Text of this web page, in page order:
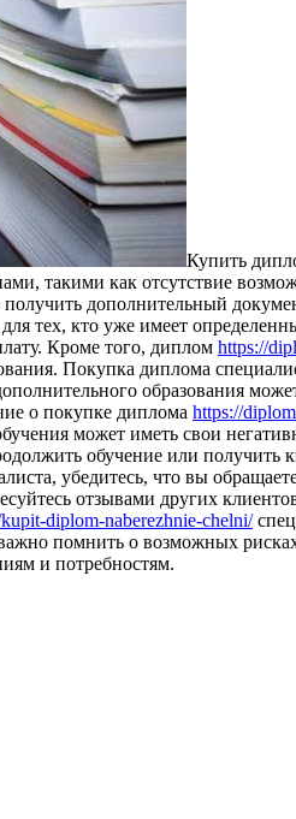
Купить
такими как отсутствие
дополнительный
тех, кто уже имеет
Кроме того, диплом https://
Покупка диплома
образования
о покупке диплома https://
может иметь свои
обучение или
убедитесь, что вы
отзывами других
diplom-naberezhnie-chelni/
помнить о возможных
и потребностям.